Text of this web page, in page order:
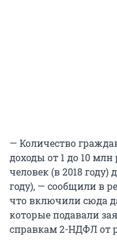
— Количество
доходы от 1 до 10 млн
человек (в 2018 году)
году), — сообщили в
что включили сюда
которые подавали
справкам 2-НДФЛ от